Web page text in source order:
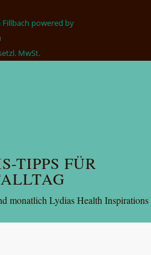
powered by
MwSt.
TIPPS FÜR
monatlich Lydias Health Inspirations